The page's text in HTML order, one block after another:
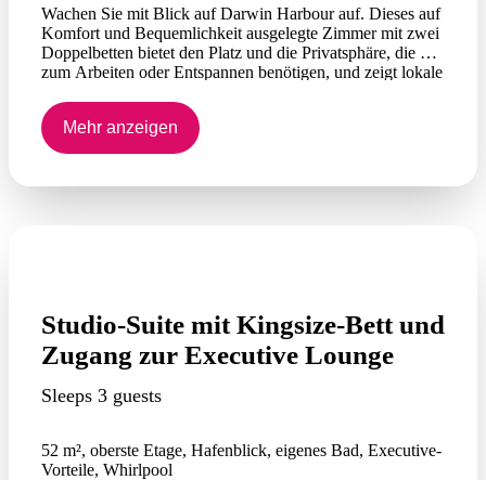
Wachen Sie mit Blick auf Darwin Harbour auf. Dieses auf
Komfort und Bequemlichkeit ausgelegte Zimmer mit zwei
Doppelbetten bietet den Platz und die Privatsphäre, die Sie
zum Arbeiten oder Entspannen benötigen, und zeigt lokale
HDTV an, bleiben Sie mit WLAN in Kontakt und
behalten Sie am Arbeitsplatz den Überblick.
Mehr anzeigen
Studio-Suite mit Kingsize-Bett und
Zugang zur Executive Lounge
Sleeps 3 guests
52 m², oberste Etage, Hafenblick, eigenes Bad, Executive-
Vorteile, Whirlpool